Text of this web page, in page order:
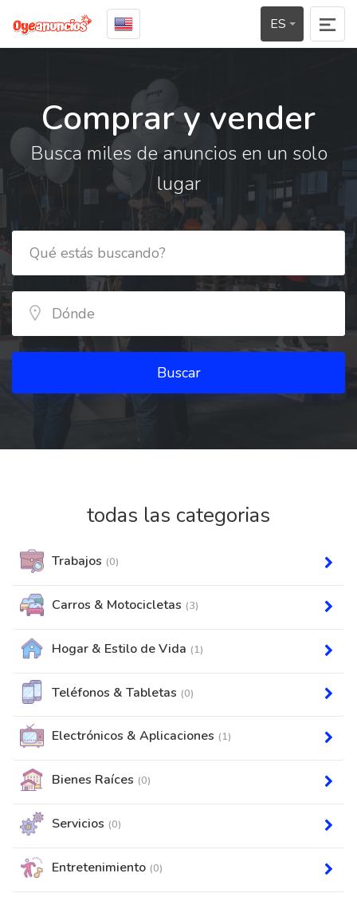
ES
Comprar y vender
Busca miles de anuncios en un solo
lugar
Buscar
todas las categorias
Trabajos (0)
Carros & Motocicletas (3)
Hogar & Estilo de Vida (1)
Teléfonos & Tabletas (0)
Electrónicos & Aplicaciones (1)
Bienes Raíces (0)
Servicios (0)
Entretenimiento (0)